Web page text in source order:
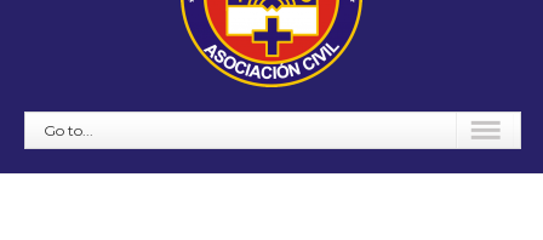
Go to...